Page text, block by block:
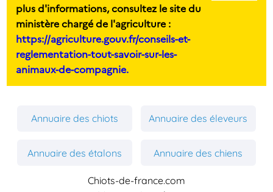
plus d'informations, consultez le site du
ministère chargé de l'agriculture :
https://agriculture.gouv.fr/conseils-et-
reglementation-tout-savoir-sur-les-
animaux-de-compagnie.
Annuaire des chiots Annuaire des éleveurs
Annuaire des étalons Annuaire des chiens
Chiots-de-france.com